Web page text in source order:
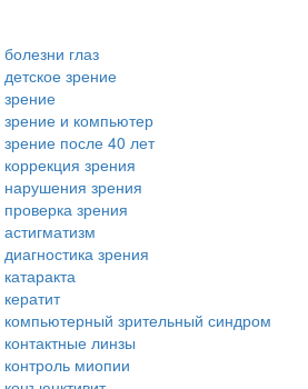
болезни глаз
детское зрение
зрение
зрение и компьютер
зрение после 40 лет
коррекция зрения
нарушения зрения
проверка зрения
астигматизм
диагностика зрения
катаракта
кератит
компьютерный зрительный синдром
контактные линзы
контроль миопии